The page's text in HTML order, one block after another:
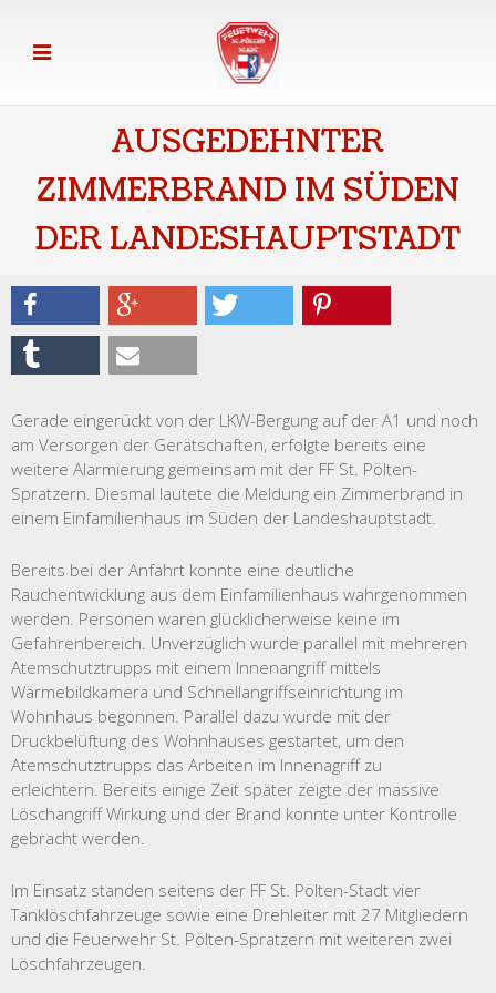
AUSGEDEHNTER
ZIMMERBRAND IM SÜDEN
DER LANDESHAUPTSTADT
Gerade eingerückt von der LKW-Bergung auf der A1 und noch
am Versorgen der Gerätschaften, erfolgte bereits eine
weitere Alarmierung gemeinsam mit der FF St. Pölten-
Spratzern. Diesmal lautete die Meldung ein Zimmerbrand in
einem Einfamilienhaus im Süden der Landeshauptstadt.
Bereits bei der Anfahrt konnte eine deutliche
Rauchentwicklung aus dem Einfamilienhaus wahrgenommen
werden. Personen waren glücklicherweise keine im
Gefahrenbereich. Unverzüglich wurde parallel mit mehreren
Atemschutztrupps mit einem Innenangriff mittels
Wärmebildkamera und Schnellangriffseinrichtung im
Wohnhaus begonnen. Parallel dazu wurde mit der
Druckbelüftung des Wohnhauses gestartet, um den
Atemschutztrupps das Arbeiten im Innenagriff zu
erleichtern. Bereits einige Zeit später zeigte der massive
Löschangriff Wirkung und der Brand konnte unter Kontrolle
gebracht werden.
Im Einsatz standen seitens der FF St. Pölten-Stadt vier
Tanklöschfahrzeuge sowie eine Drehleiter mit 27 Mitgliedern
und die Feuerwehr St. Pölten-Spratzern mit weiteren zwei
Löschfahrzeugen.